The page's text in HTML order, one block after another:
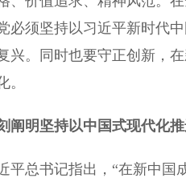
必须坚持以习近平新时代
兴。同时也要守正创新，
。
阐明坚持以中国式现代化
总书记指出，“在新中国成